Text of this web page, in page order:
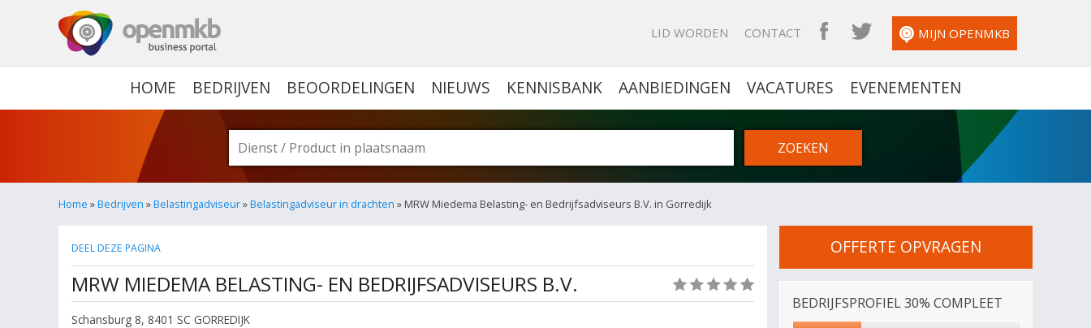
LID WORDEN CONTACT OPENMKB FACEBOOK
OPENMKB TWITTER
MIJN OPENMKB
HOME BEDRIJVEN BEOORDELINGEN NIEUWS KENNISBANK AANBIEDINGEN VACATURES EVENEMENTEN
Home »Bedrijven »Belastingadviseur»Belastingadviseur in drachten » MRW Miedema Belasting- en Bedrijfsadviseurs B.V. in Gorredijk
DEEL DEZE PAGINA
MRW MIEDEMA BELASTING- EN BEDRIJFSADVISEURS B.V.
Schansburg 8, 8401 SC GORREDIJK
OFFERTE OPVRAGEN
BEDRIJFSPROFIEL 30% COMPLEET